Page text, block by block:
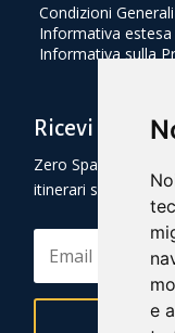
e
Condizioni Generali
Informativa estesa
Informativa sulla
Ricevi Sconti
Zero Spam! Solo
itinerari suggeriti.